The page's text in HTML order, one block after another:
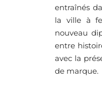
entraînés
la ville à
nouveau
entre
avec la
de marque.